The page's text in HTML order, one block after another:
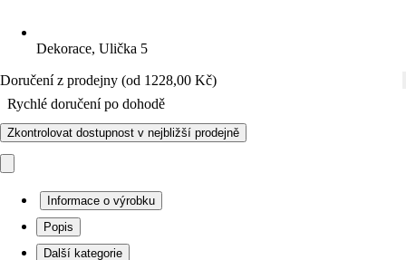
Dekorace, Ulička 5
Doručení z prodejny (od 1228,00 Kč)
Rychlé doručení po dohodě
Zkontrolovat dostupnost v nejbližší prodejně
Informace o výrobku
Popis
Další kategorie